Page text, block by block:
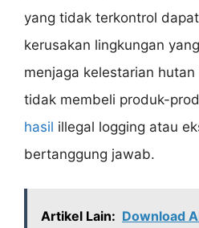
yang tidak terkontrol
kerusakan lingkungan
menjaga kelestarian
tidak membeli produk-
hasil illegal logging atau
bertanggung jawab.
Artikel Lain: Download